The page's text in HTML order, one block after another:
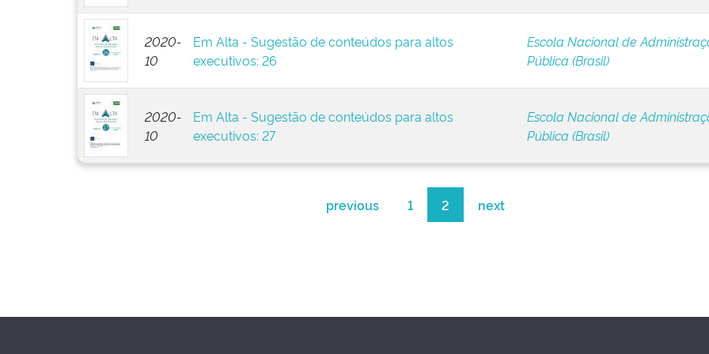
2020-
10
Em Alta - Sugestão de conteúdos para altos
executivos: 26
Escola Nacional de
Pública (Brasil)
2020-
10
Em Alta - Sugestão de conteúdos para altos
executivos: 27
Escola Nacional de
Pública (Brasil)
previous 1 2 next